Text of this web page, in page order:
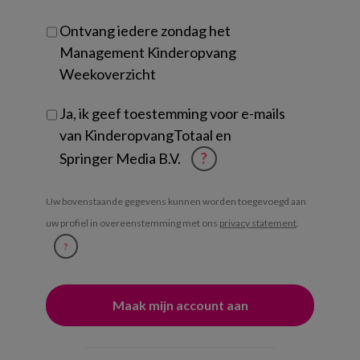
Ontvang iedere zondag het
Management Kinderopvang
Weekoverzicht
Ja, ik geef toestemming voor e-mails
van KinderopvangTotaal en
Springer Media B.V.
?
Uw bovenstaande gegevens kunnen worden toegevoegd aan
uw profiel in overeenstemming met ons privacy statement.
?